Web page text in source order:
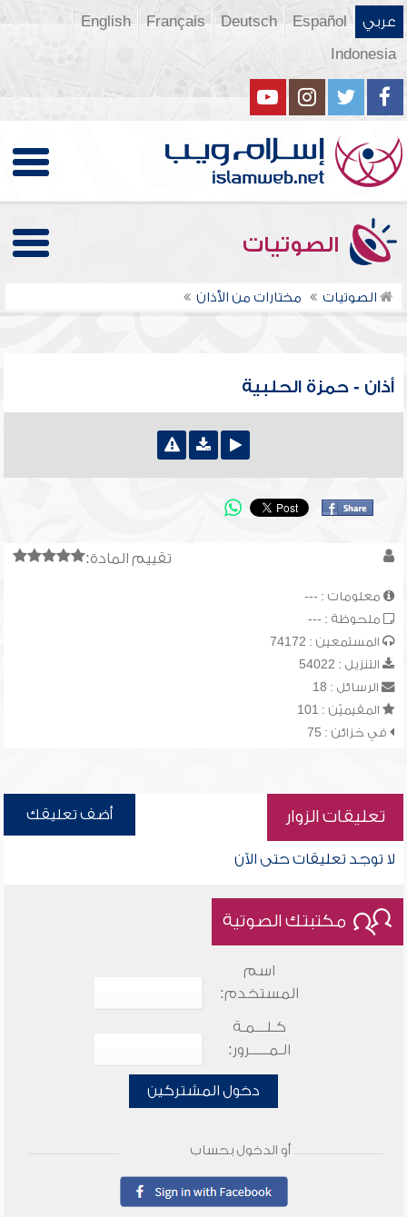
عربي Español
Deutsch
Français
English
Indonesia
الصوتيات
الصوتيات مختارات من الأذان
أذان - حمزة الحلبية
تقييم المادة:
معلومات : ---
ملحوظة : ---
المستمعين : 74172
التنزيل : 54022
الرسائل : 18
المقيميّن : 101
في خزائن : 75
تعليقات الزوار أضف تعليقك
لا توجد تعليقات حتى الآن
مكتبتك الصوتية
اسم
المستخدم:
كـلـــمـة
الـمـــــرور:
دخول المشتركين
أو الدخول بحساب